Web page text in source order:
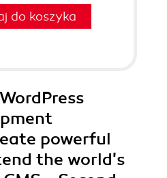
do koszyka
powerful
the world's